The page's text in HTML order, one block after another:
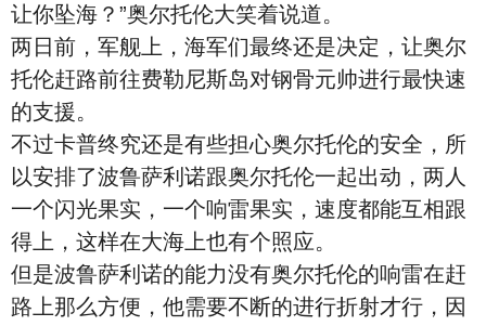
让你坠海？”奥尔托伦大笑着说道。
两日前，军舰上，海军们最终还是决定，让奥尔
托伦赶路前往费勒尼斯岛对钢骨元帅进行最快速
的支援。
不过卡普终究还是有些担心奥尔托伦的安全，所
以安排了波鲁萨利诺跟奥尔托伦一起出动，两人
一个闪光果实，一个响雷果实，速度都能互相跟
得上，这样在大海上也有个照应。
但是波鲁萨利诺的能力没有奥尔托伦的响雷在赶
路上那么方便，他需要不断的进行折射才行，因